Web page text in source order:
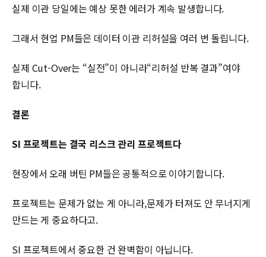
실제 이관 당일에는 예상 못한 에러가 계속 발생합니다.
그래서 현업 PM들은 데이터 이관 리허설을 여러 번 돌립니다.
실제 Cut-Over는 “실전”이 아니라“리허설 반복 결과”여야
합니다.
결론
SI 프로젝트는 결국 리스크 관리 프로젝트다
현장에서 오래 버틴 PM들은 공통적으로 이야기합니다.
프로젝트는 문제가 없는 게 아니라,문제가 터져도 안 무너지게
만드는 게 중요하다고.
SI 프로젝트에서 중요한 건 완벽함이 아닙니다.